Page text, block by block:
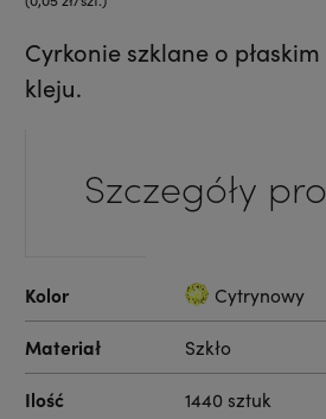
Cyrkonie szklane o
kleju.
Szczegóły
Kolor Cytrynowy
Materiał Szkło
Ilość 1440 sztuk